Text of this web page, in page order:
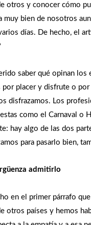
otros y conocer cómo
muy bien de nosotros
días. De hecho, el
saber qué opinan los
por placer y disfrute o
disfrazamos. Los
como el Carnaval o
hay algo de las dos
para pasarlo bien,
admitirlo
en el primer párrafo
otros países y hemos